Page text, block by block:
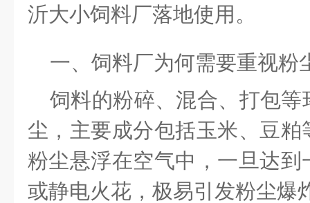
沂大小饲料厂落地使用。
一、 饲料厂为何需要重视粉
饲料的粉碎、混合、打包
尘，主要成分包括玉米、豆
粉尘悬浮在空气中，一旦达
或静电火花，极易引发粉尘爆